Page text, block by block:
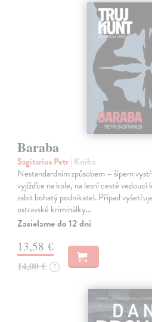
Baraba
Sagitarius Petr| Kniha
Nestandardním způsobem – šípem
vyjížďce na kole, na lesní cestě
zabit bohatý podnikatel. Případ
ostravské kriminálky…
Zasielame do 12 dní
13,58 €
14,00 € ?